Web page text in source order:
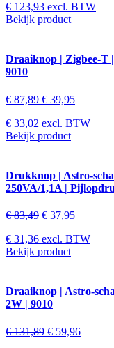
€ 123,93 excl. BTW
Bekijk product
Draaiknop | Zigbee-T
9010
€87,89 € 39,95
€ 33,02 excl. BTW
Bekijk product
Drukknop | Astro-
250VA/1,1A |
€83,49 € 37,95
€ 31,36 excl. BTW
Bekijk product
Draaiknop | Astro-
2W | 9010
€131,89 € 59,96